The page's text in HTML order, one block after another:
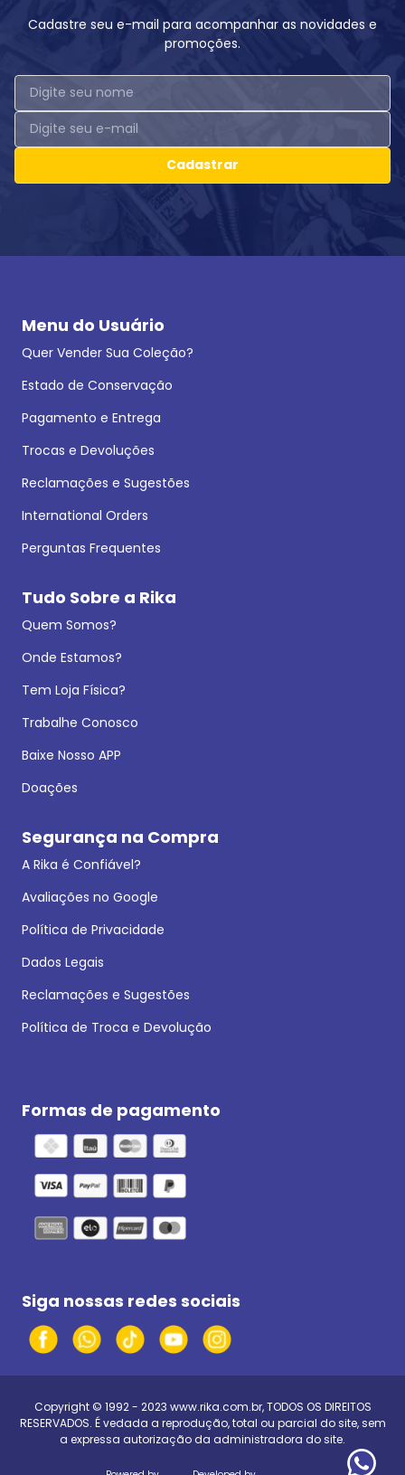
Cadastre seu e-mail para acompanhar as novidades e
promoções.
Cadastrar
Menu do Usuário
Quer Vender Sua Coleção?
Estado de Conservação
Pagamento e Entrega
Trocas e Devoluções
Reclamações e Sugestões
International Orders
Perguntas Frequentes
Tudo Sobre a Rika
Quem Somos?
Onde Estamos?
Tem Loja Física?
Trabalhe Conosco
Baixe Nosso APP
Doações
Segurança na Compra
A Rika é Confiável?
Avaliações no Google
Política de Privacidade
Dados Legais
Reclamações e Sugestões
Política de Troca e Devolução
Formas de pagamento
Siga nossas redes sociais
Copyright © 1992 - 2023 www.rika.com.br, TODOS OS DIREITOS
RESERVADOS. É vedada a reprodução, total ou parcial do site, sem
a expressa autorização da administradora do site.